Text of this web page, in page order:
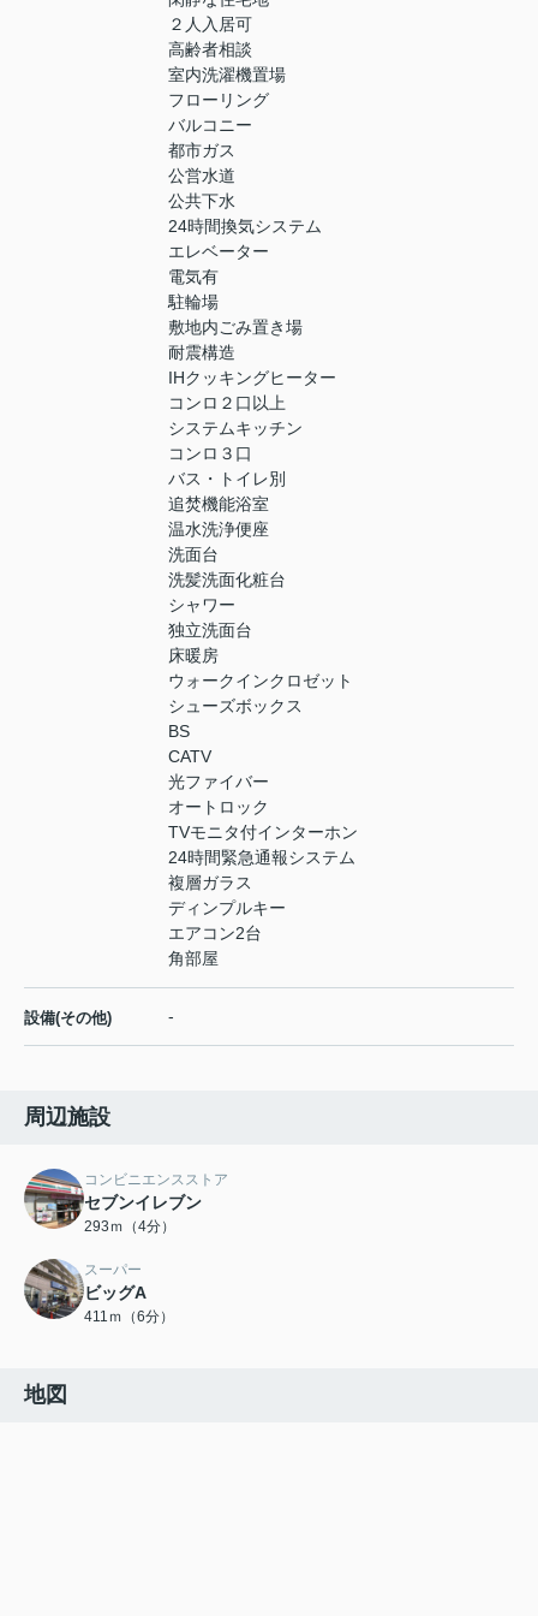
２人入居可
高齢者相談
室内洗濯機置場
フローリング
バルコニー
都市ガス
公営水道
公共下水
24時間換気システム
エレベーター
電気有
駐輪場
敷地内ごみ置き場
耐震構造
IHクッキングヒーター
コンロ２口以上
システムキッチン
コンロ３口
バス・トイレ別
追焚機能浴室
温水洗浄便座
洗面台
洗髪洗面化粧台
シャワー
独立洗面台
床暖房
ウォークインクロゼット
シューズボックス
BS
CATV
光ファイバー
オートロック
TVモニタ付インターホン
24時間緊急通報システム
複層ガラス
ディンプルキー
エアコン2台
角部屋
設備(その他) -
周辺施設
コンビニエンスストア
セブンイレブン
293ｍ（4分）
スーパー
ビッグA
411ｍ（6分）
地図